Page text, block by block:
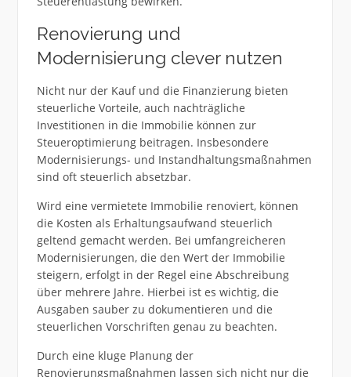
Renovierung und
Modernisierung clever nutzen
Nicht nur der Kauf und die Finanzierung bieten
steuerliche Vorteile, auch nachträgliche
Investitionen in die Immobilie können zur
Steueroptimierung beitragen. Insbesondere
Modernisierungs- und Instandhaltungsmaßnahmen
sind oft steuerlich absetzbar.
Wird eine vermietete Immobilie renoviert, können
die Kosten als Erhaltungsaufwand steuerlich
geltend gemacht werden. Bei umfangreicheren
Modernisierungen, die den Wert der Immobilie
steigern, erfolgt in der Regel eine Abschreibung
über mehrere Jahre. Hierbei ist es wichtig, die
Ausgaben sauber zu dokumentieren und die
steuerlichen Vorschriften genau zu beachten.
Durch eine kluge Planung der
Renovierungsmaßnahmen lassen sich nicht nur die